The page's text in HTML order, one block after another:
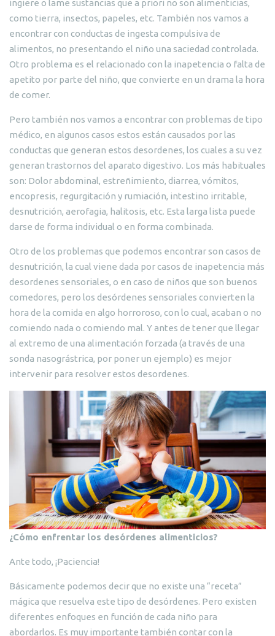
ingiere o lame sustancias que a priori no son alimenticias,
como tierra, insectos, papeles, etc. También nos vamos a
encontrar con conductas de ingesta compulsiva de
alimentos, no presentando el niño una saciedad controlada.
Otro problema es el relacionado con la inapetencia o falta de
apetito por parte del niño, que convierte en un drama la hora
de comer.
Pero también nos vamos a encontrar con problemas de tipo
médico, en algunos casos estos están causados por las
conductas que generan estos desordenes, los cuales a su vez
generan trastornos del aparato digestivo. Los más habituales
son: Dolor abdominal, estreñimiento, diarrea, vómitos,
encopresis, regurgitación y rumiación, intestino irritable,
desnutrición, aerofagia, halitosis, etc. Esta larga lista puede
darse de forma individual o en forma combinada.
Otro de los problemas que podemos encontrar son casos de
desnutrición, la cual viene dada por casos de inapetencia más
desordenes sensoriales, o en caso de niños que son buenos
comedores, pero los desórdenes sensoriales convierten la
hora de la comida en algo horroroso, con lo cual, acaban o no
comiendo nada o comiendo mal. Y antes de tener que llegar
al extremo de una alimentación forzada (a través de una
sonda nasográstrica, por poner un ejemplo) es mejor
intervenir para resolver estos desordenes.
¿Cómo enfrentar los desórdenes alimenticios?
Ante todo, ¡Paciencia!
Básicamente podemos decir que no existe una “receta”
mágica que resuelva este tipo de desórdenes. Pero existen
diferentes enfoques en función de cada niño para
abordarlos. Es muy importante también contar con la